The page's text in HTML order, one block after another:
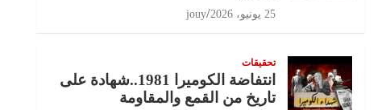
25 يونيو، 2026 jouy
تحقيقات
انتفاضة الكوميرا 1981..شهادة على
تاريخ من القمع والمقاومة